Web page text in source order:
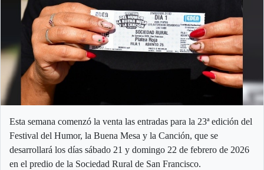
Esta semana comenzó la venta las entradas para la 23ª edición del
Festival del Humor, la Buena Mesa y la Canción, que se
desarrollará los días sábado 21 y domingo 22 de febrero de 2026
en el predio de la Sociedad Rural de San Francisco.